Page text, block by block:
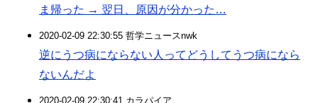
ま帰った → 翌日、原因が分かった…
2020-02-09 22:30:55 哲学ニュースnwk
逆にうつ病にならない人ってどうしてうつ病になら
ないんだよ
2020-02-09 22:30:41 カラパイア